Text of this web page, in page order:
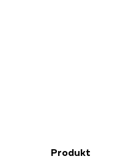
Produkt